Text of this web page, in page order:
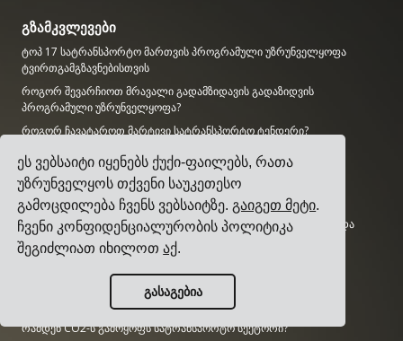
ეს ვებსაიტი იყენებს ქუქი-ფაილებს, რათა
უზრუნველყოს თქვენი საუკეთესო
გამოცდილება ჩვენს ვებსაიტზე. გაიგეთ მეტი.
ჩვენი კონფიდენციალურობის პოლიტიკა
შეგიძლიათ იხილოთაქ.
გასაგებია
გზამკვლევები
ტოპ 17 სატრანსპორტო მართვის პროგრამული უზრუნველყოფა
ტვირთგამგზავნებისთვის
როგორ შევარჩიოთ მრავალი გადამზიდავის გადაზიდვის
პროგრამული უზრუნველყოფა?
როგორ ჩავატაროთ მარტივი სატრანსპორტო ტენდერი?
როგორ დავნერგოთ სატრანსპორტო მართვის სისტემა?
როგორ შევარჩიოთ ტვირთის გადამზიდავი?
როგორ ავტომატიზირდეთ გადაზიდვის შეტყობინებები?
ტვირთის KPI-ები, რომლებსაც ყველა ლოგისტიკის მენეჯერი უნდა
აკონტროლებდეს
რამდენად დიდია AI ბაზარი?
რამდენ CO2-ს გამოყოფს სატრანსპორტო სექტორი?